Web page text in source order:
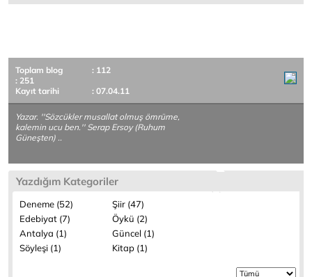
Toplam blog
: 112
: 251
Kayıt tarihi
: 07.04.11
Yazar. ''Sözcükler musallat olmuş ömrüme,
kalemin ucu ben.'' Serap Ersoy (Ruhum
Güneşten) ..
Yazdığım Kategoriler
Deneme (52)
Şiir (47)
Edebiyat (7)
Öykü (2)
Antalya (1)
Güncel (1)
Söyleşi (1)
Kitap (1)